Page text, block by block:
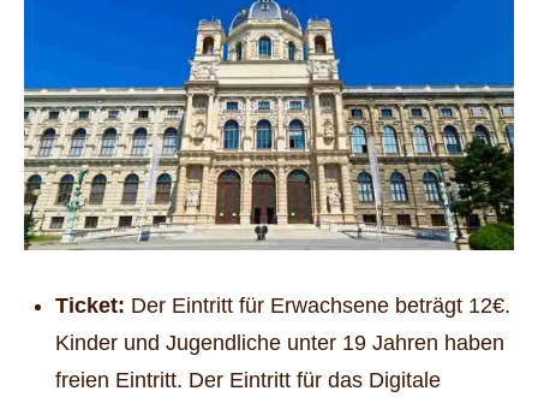
Ticket: Der Eintritt für Erwachsene beträgt 12€.
Kinder und Jugendliche unter 19 Jahren haben
freien Eintritt. Der Eintritt für das Digitale